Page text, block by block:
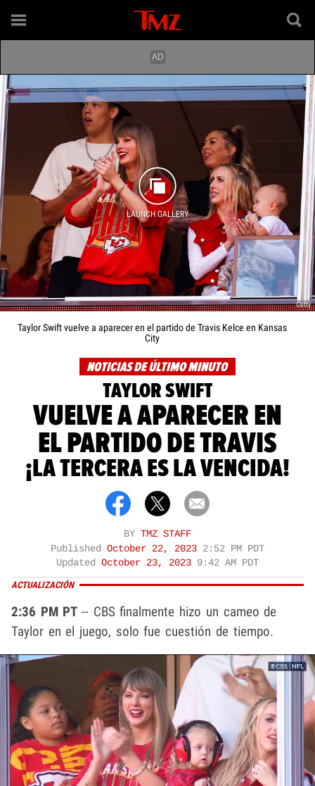
LAUNCH GALLERY
Getty
Taylor Swift vuelve a aparecer en el partido de Travis Kelce en Kansas
City
NOTICIAS DE ÚLTIMO MINUTO
TAYLOR SWIFT
VUELVE A APARECER EN
EL PARTIDO DE TRAVIS
¡LA TERCERA ES LA VENCIDA!
BY TMZ STAFF
Published October 22, 2023 2:52 PM PDT
Updated October 23, 2023 9:42 AM PDT
ACTUALIZACIÓN
2:36 PM PT-- CBS finalmente hizo un cameo de
Taylor en el juego, solo fue cuestión de tiempo.
Play video content